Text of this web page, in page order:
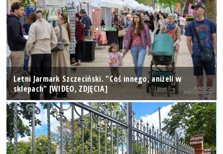
Letni Jarmark Szczeciński. "Coś innego, aniżeli w
sklepach" [WIDEO, ZDJĘCIA]